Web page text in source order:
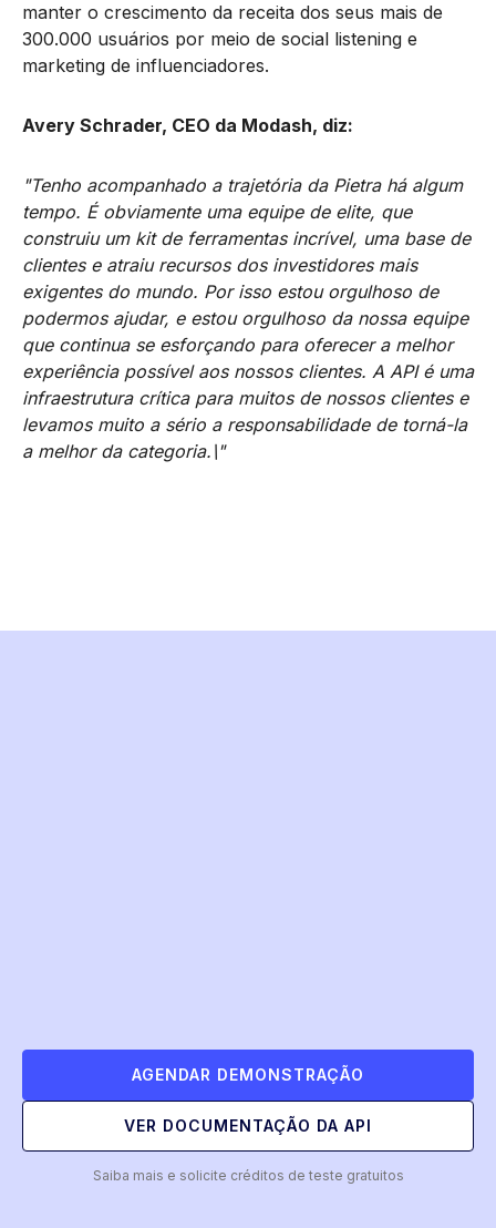
manter o crescimento da receita dos seus mais de
300.000 usuários por meio de social listening e
marketing de influenciadores.
Avery Schrader, CEO da Modash, diz:
"Tenho acompanhado a trajetória da Pietra há algum
tempo. É obviamente uma equipe de elite, que
construiu um kit de ferramentas incrível, uma base de
clientes e atraiu recursos dos investidores mais
exigentes do mundo. Por isso estou orgulhoso de
podermos ajudar, e estou orgulhoso da nossa equipe
que continua se esforçando para oferecer a melhor
experiência possível aos nossos clientes. A API é uma
infraestrutura crítica para muitos de nossos clientes e
levamos muito a sério a responsabilidade de torná-la
a melhor da categoria.\"
AGENDAR DEMONSTRAÇÃO
VER DOCUMENTAÇÃO DA API
Saiba mais e solicite créditos de teste gratuitos